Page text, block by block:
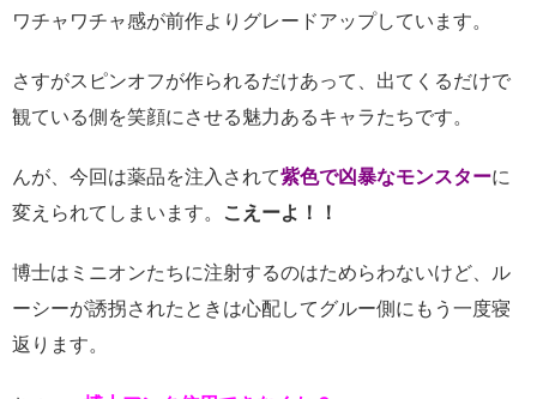
ワチャワチャ感が前作よりグレードアップしています。
さすがスピンオフが作られるだけあって、出てくるだけで
観ている側を笑顔にさせる魅力あるキャラたちです。
んが、今回は薬品を注入されて紫色で凶暴なモンスターに
変えられてしまいます。
こえーよ！！
博士はミニオンたちに注射するのはためらわないけど、ル
ーシーが誘拐されたときは心配してグルー側にもう一度寝
返ります。